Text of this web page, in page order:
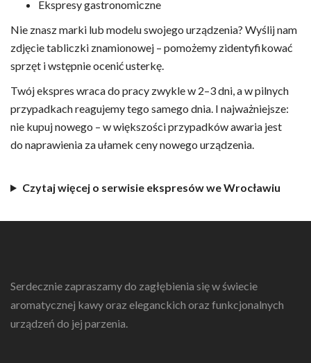
Ekspresy gastronomiczne
Nie znasz marki lub modelu swojego urządzenia? Wyślij nam
zdjęcie tabliczki znamionowej – pomożemy zidentyfikować
sprzęt i wstępnie ocenić usterkę.
Twój ekspres wraca do pracy zwykle w 2–3 dni, a w pilnych
przypadkach reagujemy tego samego dnia. I najważniejsze:
nie kupuj nowego – w większości przypadków awaria jest
do naprawienia za ułamek ceny nowego urządzenia.
Czytaj więcej o serwisie ekspresów we Wrocławiu
Serdecznie zapraszamy do zagłębienia się w świecie
aromatycznej kawy oraz eleganckich oraz funkcjonalnych
urządzeń do jej parzenia.